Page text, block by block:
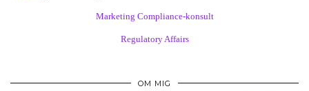
Marketing Compliance-konsult
Regulatory Affairs
OM MIG